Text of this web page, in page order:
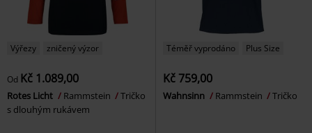
Výřezy zničený výzor
Od Kč 1.089,00
Rotes Licht Rammstein
Tričko
s dlouhým rukávem
Téměř vyprodáno Plus Size
Kč 759,00
Wahnsinn Rammstein Tričko